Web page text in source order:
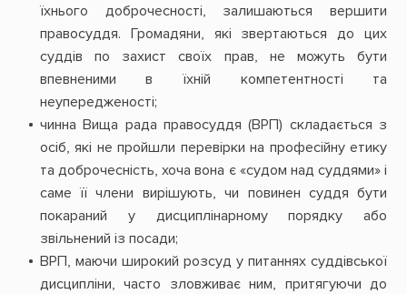
їхнього доброчесності, залишаються вершити
правосуддя. Громадяни, які звертаються до цих
суддів по захист своїх прав, не можуть бути
впевненими в їхній компетентності та
неупередженості;
чинна Вища рада правосуддя (ВРП) складається з
осіб, які не пройшли перевірки на професійну етику
та доброчесність, хоча вона є «судом над суддями» і
саме її члени вирішують, чи повинен суддя бути
покараний у дисциплінарному порядку або
звільнений із посади;
ВРП, маючи широкий розсуд у питаннях суддівської
дисципліни, часто зловживає ним, притягуючи до